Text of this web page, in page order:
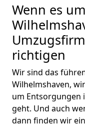
Wenn es
richtigen
Wir sind das
Wilhelmshaven,
um Entsorgungen
geht. Und auch
dann finden wir